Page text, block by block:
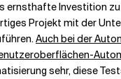
ernsthafte Investition
Projekt mit der
Auch bei der
sehr, diese